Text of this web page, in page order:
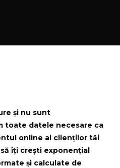
și nu sunt
toate datele necesare ca
online al clienților tăi
îți crești exponențial
și calculate de